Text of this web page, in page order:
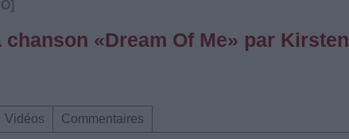
«Dream Of Me» par Kirsten
Vidéos Commentaires